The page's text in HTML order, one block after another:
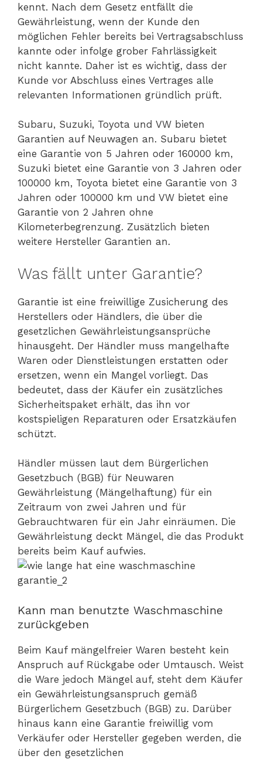
kennt. Nach dem Gesetz entfällt die
Gewährleistung, wenn der Kunde den
möglichen Fehler bereits bei Vertragsabschluss
kannte oder infolge grober Fahrlässigkeit
nicht kannte. Daher ist es wichtig, dass der
Kunde vor Abschluss eines Vertrages alle
relevanten Informationen gründlich prüft.
Subaru, Suzuki, Toyota und VW bieten
Garantien auf Neuwagen an. Subaru bietet
eine Garantie von 5 Jahren oder 160000 km,
Suzuki bietet eine Garantie von 3 Jahren oder
100000 km, Toyota bietet eine Garantie von 3
Jahren oder 100000 km und VW bietet eine
Garantie von 2 Jahren ohne
Kilometerbegrenzung. Zusätzlich bieten
weitere Hersteller Garantien an.
Was fällt unter Garantie?
Garantie ist eine freiwillige Zusicherung des
Herstellers oder Händlers, die über die
gesetzlichen Gewährleistungsansprüche
hinausgeht. Der Händler muss mangelhafte
Waren oder Dienstleistungen erstatten oder
ersetzen, wenn ein Mangel vorliegt. Das
bedeutet, dass der Käufer ein zusätzliches
Sicherheitspaket erhält, das ihn vor
kostspieligen Reparaturen oder Ersatzkäufen
schützt.
Händler müssen laut dem Bürgerlichen
Gesetzbuch (BGB) für Neuwaren
Gewährleistung (Mängelhaftung) für ein
Zeitraum von zwei Jahren und für
Gebrauchtwaren für ein Jahr einräumen. Die
Gewährleistung deckt Mängel, die das Produkt
bereits beim Kauf aufwies.
Kann man benutzte Waschmaschine
zurückgeben
Beim Kauf mängelfreier Waren besteht kein
Anspruch auf Rückgabe oder Umtausch. Weist
die Ware jedoch Mängel auf, steht dem Käufer
ein Gewährleistungsanspruch gemäß
Bürgerlichem Gesetzbuch (BGB) zu. Darüber
hinaus kann eine Garantie freiwillig vom
Verkäufer oder Hersteller gegeben werden, die
über den gesetzlichen